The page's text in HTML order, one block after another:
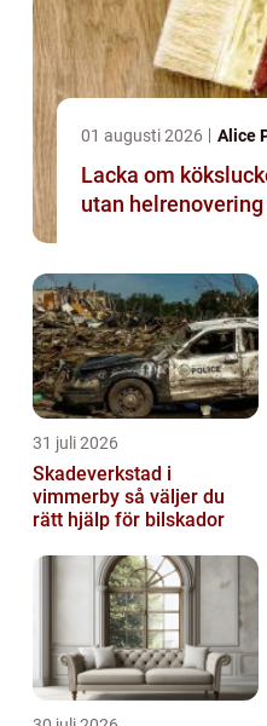
01 augusti 2026 Alice
Lacka om
utan helrenovering
31 juli 2026
Skadeverkstad i
vimmerby så väljer du
rätt hjälp för bilskador